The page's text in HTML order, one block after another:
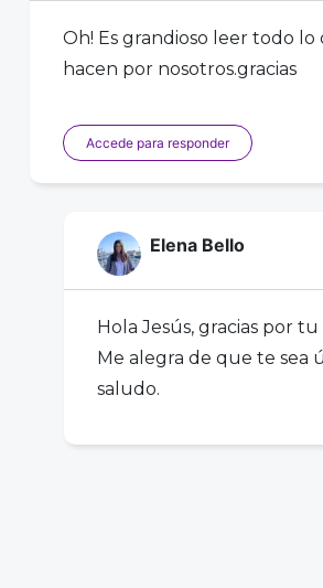
Oh! Es grandioso leer todo
hacen por nosotros.gracias
Accede para responder
Elena Bello
Hola Jesús, gracias por
Me alegra de que te sea
saludo.